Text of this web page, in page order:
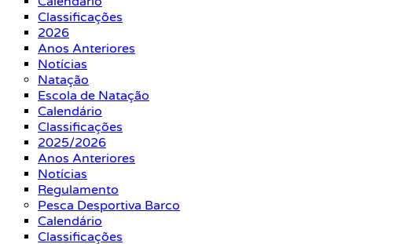
Classificações
2026
Anos Anteriores
Notícias
Natação
Escola de Natação
Calendário
Classificações
2025/2026
Anos Anteriores
Notícias
Regulamento
Pesca Desportiva Barco
Calendário
Classificações